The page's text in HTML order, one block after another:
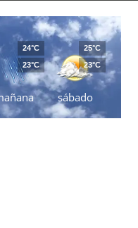
24°C
23°C
sábado
25°C
23°C